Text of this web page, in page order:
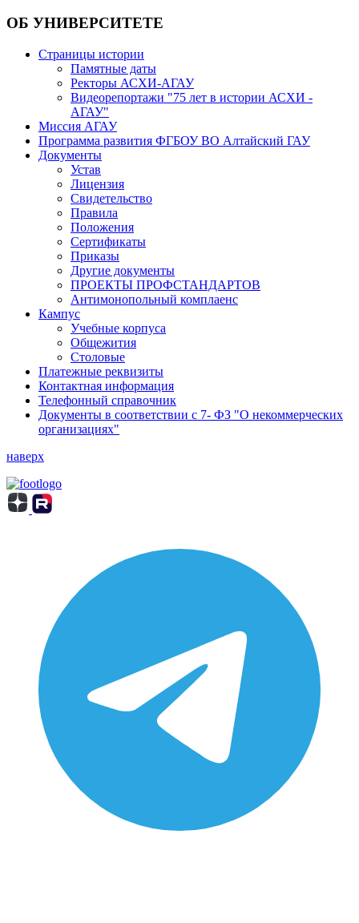
ОБ УНИВЕРСИТЕТЕ
Страницы истории
Памятные даты
Ректоры АСХИ-АГАУ
Видеорепортажи "75 лет в истории АСХИ -
АГАУ"
Миссия АГАУ
Программа развития ФГБОУ ВО Алтайский ГАУ
Документы
Устав
Лицензия
Свидетельство
Правила
Положения
Сертификаты
Приказы
Другие документы
ПРОЕКТЫ ПРОФСТАНДАРТОВ
Антимонопольный комплаенс
Кампус
Учебные корпуса
Общежития
Столовые
Платежные реквизиты
Контактная информация
Телефонный справочник
Документы в соответствии с 7- ФЗ "О некоммерческих
организациях"
наверх